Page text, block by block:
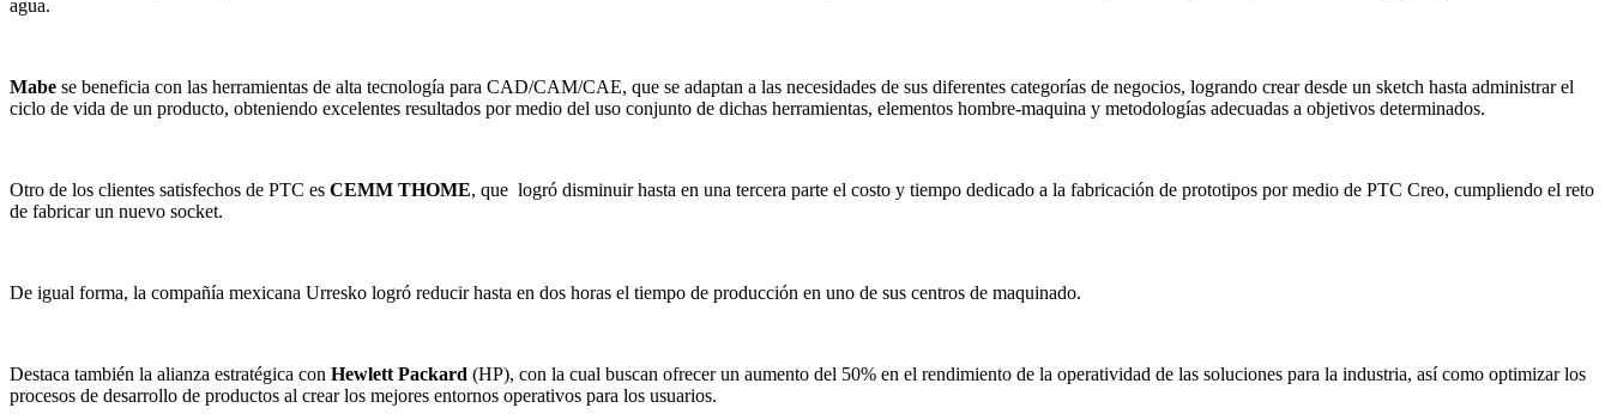
agua.
Mabe se beneficia con las herramientas de alta tecnología para CAD/CAM/CAE, que se adaptan a las necesidades de sus diferentes categorías de negocios, logrando crear desde un sketch hasta administrar el
ciclo de vida de un producto, obteniendo excelentes resultados por medio del uso conjunto de dichas herramientas, elementos hombre-maquina y metodologías adecuadas a objetivos determinados.
Otro de los clientes satisfechos de PTC es CEMM THOME, que logró disminuir hasta en una tercera parte el costo y tiempo dedicado a la fabricación de prototipos por medio de PTC Creo, cumpliendo el reto
de fabricar un nuevo socket.
De igual forma, la compañía mexicana Urresko logró reducir hasta en dos horas el tiempo de producción en uno de sus centros de maquinado.
Destaca también la alianza estratégica con Hewlett Packard (HP), con la cual buscan ofrecer un aumento del 50% en el rendimiento de la operatividad de las soluciones para la industria, así como optimizar los
procesos de desarrollo de productos al crear los mejores entornos operativos para los usuarios.